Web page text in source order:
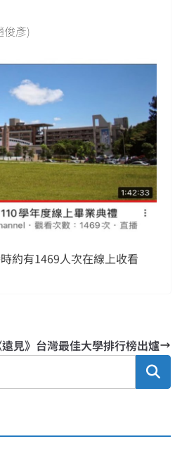
俊彥)
約有1469人次在線上收看
見》台灣最佳大學排行榜出爐